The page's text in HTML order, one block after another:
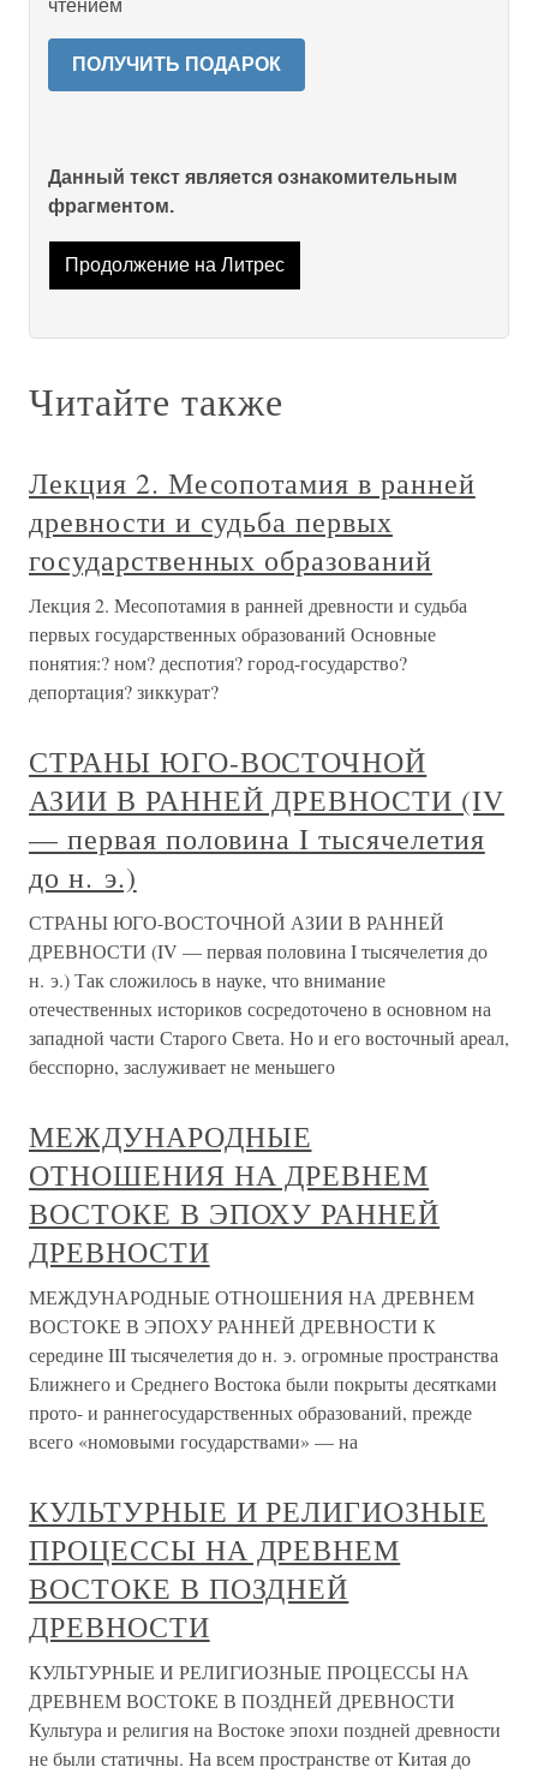
чтением
ПОЛУЧИТЬ ПОДАРОК
Данный текст является ознакомительным
фрагментом.
Продолжение на Литрес
Читайте также
Лекция 2. Месопотамия в ранней
древности и судьба первых
государственных образований
Лекция 2. Месопотамия в ранней древности и судьба
первых государственных образований Основные
понятия:? ном? деспотия? город-государство?
депортация? зиккурат?
СТРАНЫ ЮГО-ВОСТОЧНОЙ
АЗИИ В РАННЕЙ ДРЕВНОСТИ (IV
— первая половина I тысячелетия
до н. э.)
СТРАНЫ ЮГО-ВОСТОЧНОЙ АЗИИ В РАННЕЙ
ДРЕВНОСТИ (IV — первая половина I тысячелетия до
н. э.) Так сложилось в науке, что внимание
отечественных историков сосредоточено в основном на
западной части Старого Света. Но и его восточный ареал,
бесспорно, заслуживает не меньшего
МЕЖДУНАРОДНЫЕ
ОТНОШЕНИЯ НА ДРЕВНЕМ
ВОСТОКЕ В ЭПОХУ РАННЕЙ
ДРЕВНОСТИ
МЕЖДУНАРОДНЫЕ ОТНОШЕНИЯ НА ДРЕВНЕМ
ВОСТОКЕ В ЭПОХУ РАННЕЙ ДРЕВНОСТИ К
середине III тысячелетия до н. э. огромные пространства
Ближнего и Среднего Востока были покрыты десятками
прото- и раннегосударственных образований, прежде
всего «номовыми государствами» — на
КУЛЬТУРНЫЕ И РЕЛИГИОЗНЫЕ
ПРОЦЕССЫ НА ДРЕВНЕМ
ВОСТОКЕ В ПОЗДНЕЙ
ДРЕВНОСТИ
КУЛЬТУРНЫЕ И РЕЛИГИОЗНЫЕ ПРОЦЕССЫ НА
ДРЕВНЕМ ВОСТОКЕ В ПОЗДНЕЙ ДРЕВНОСТИ
Культура и религия на Востоке эпохи поздней древности
не были статичны. На всем пространстве от Китая до